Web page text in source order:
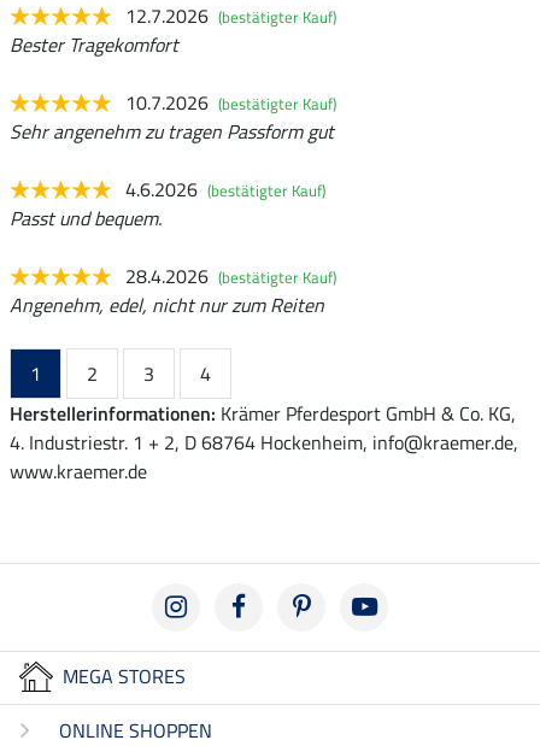
12.7.2026 (bestätigter Kauf)
Bester Tragekomfort
10.7.2026 (bestätigter Kauf)
Sehr angenehm zu tragen Passform gut
4.6.2026 (bestätigter Kauf)
Passt und bequem.
28.4.2026 (bestätigter Kauf)
Angenehm, edel, nicht nur zum Reiten
1 2 3
4
Herstellerinformationen: Krämer Pferdesport GmbH & Co. KG,
4. Industriestr. 1 + 2, D 68764 Hockenheim, info@kraemer.de,
www.kraemer.de
MEGA STORES
ONLINE SHOPPEN